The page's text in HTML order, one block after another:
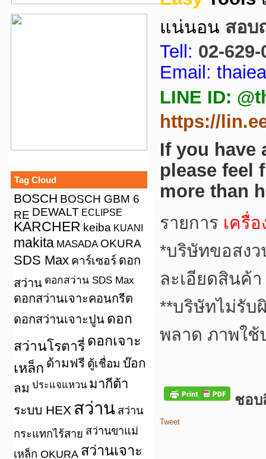
Tag Cloud
BOSCH BOSCH GBM 6
RE DEWALT ECLIPSE
KARCHER keiba KUANI
makita MASADA OKURA
SDS Max คาร์เซอร์ ดอก
สว่าน ดอกสว่าน SDS Max
ดอกสว่านเจาะคอนกรีต
ดอกสว่านเจาะปูน ดอก
สว่านโรตารี่ ดอกเจาะ
เหล็ก ด้ามฟรี ตู้เชื่อม บ๊อก
ลม ประแจแหวน มากีต้า
ระบบ HEX สว่าน สว่าน
กระแทกไร้สาย สว่านขาแม่
เหล็ก OKURA สว่านเจาะ
แน่นอน สอบ
Tell: 02-629-
Email:
LINE ID:
https://
If you have
please feel
more than
รายการ เครื่
*บริษัทขอสงว
ละเอียดสินค้
**บริษัทไม่รับ
พลาด ภาพใ
ชอบ
Tweet